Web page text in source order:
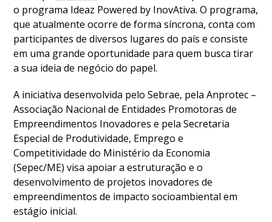
o programa Ideaz Powered by InovAtiva. O programa,
que atualmente ocorre de forma síncrona, conta com
participantes de diversos lugares do país e consiste
em uma grande oportunidade para quem busca tirar
a sua ideia de negócio do papel.
A iniciativa desenvolvida pelo Sebrae, pela Anprotec –
Associação Nacional de Entidades Promotoras de
Empreendimentos Inovadores e pela Secretaria
Especial de Produtividade, Emprego e
Competitividade do Ministério da Economia
(Sepec/ME) visa apoiar a estruturação e o
desenvolvimento de projetos inovadores de
empreendimentos de impacto socioambiental em
estágio inicial.